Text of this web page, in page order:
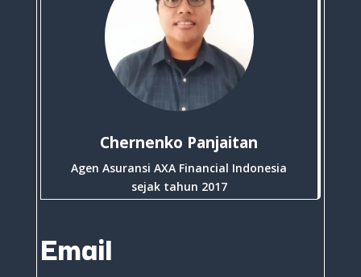
Chernenko Panjaitan
Agen Asuransi AXA Financial Indonesia
sejak tahun 2017
Email